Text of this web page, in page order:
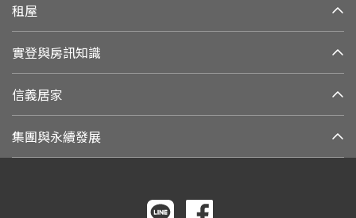
租屋
實登與房訊知識
信義居家
集團與永續發展